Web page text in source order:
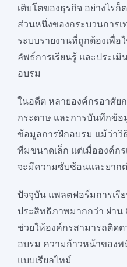
เติบโตของธุรกิจ อย่างไรก็
ส่วนหนึ่งของกระบวนการเ
ระบบรายงานที่ถูกต้องเพื่อ
ลัพธ์การเรียนรู้ และประเ
อบรม
ในอดีต หลายองค์กรอาศัย
กระดาษ และการบันทึกข้อ
ข้อมูลการฝึกอบรม แม้ว่าวิ
ทีมขนาดเล็ก แต่เมื่อองค์ก
จะมีความซับซ้อนและยาก
ปัจจุบัน แพลตฟอร์มการเรี
ประสิทธิภาพมากกว่า ผ่าน
ช่วยให้องค์กรสามารถติด
อบรม ความก้าวหน้าของพ
แบบเรียลไทม์